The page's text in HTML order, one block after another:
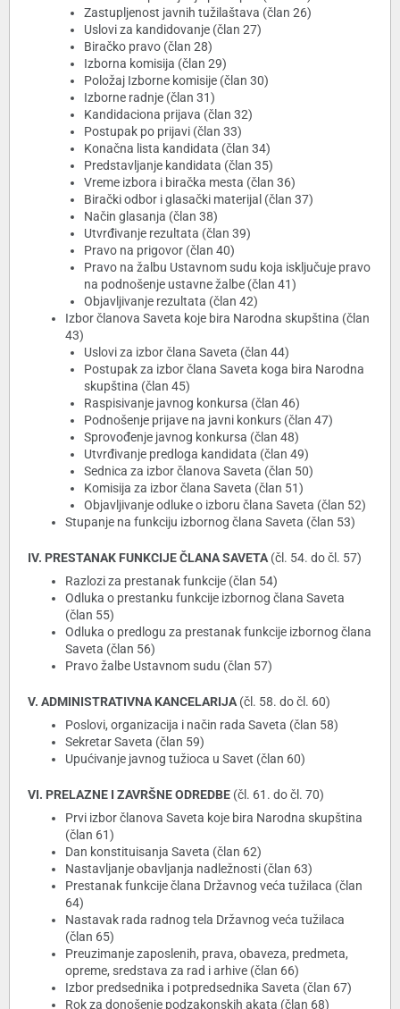
Zastupljenost javnih tužilaštava (član 26)
Uslovi za kandidovanje (član 27)
Biračko pravo (član 28)
Izborna komisija (član 29)
Položaj Izborne komisije (član 30)
Izborne radnje (član 31)
Kandidaciona prijava (član 32)
Postupak po prijavi (član 33)
Konačna lista kandidata (član 34)
Predstavljanje kandidata (član 35)
Vreme izbora i biračka mesta (član 36)
Birački odbor i glasački materijal (član 37)
Način glasanja (član 38)
Utvrđivanje rezultata (član 39)
Pravo na prigovor (član 40)
Pravo na žalbu Ustavnom sudu koja isključuje pravo
na podnošenje ustavne žalbe (član 41)
Objavljivanje rezultata (član 42)
Izbor članova Saveta koje bira Narodna skupština (član
43)
Uslovi za izbor člana Saveta (član 44)
Postupak za izbor člana Saveta koga bira Narodna
skupština (član 45)
Raspisivanje javnog konkursa (član 46)
Podnošenje prijave na javni konkurs (član 47)
Sprovođenje javnog konkursa (član 48)
Utvrđivanje predloga kandidata (član 49)
Sednica za izbor članova Saveta (član 50)
Komisija za izbor člana Saveta (član 51)
Objavljivanje odluke o izboru člana Saveta (član 52)
Stupanje na funkciju izbornog člana Saveta (član 53)
IV. PRESTANAK FUNKCIJE ČLANA SAVETA(čl. 54. do čl. 57)
Razlozi za prestanak funkcije (član 54)
Odluka o prestanku funkcije izbornog člana Saveta
(član 55)
Odluka o predlogu za prestanak funkcije izbornog člana
Saveta (član 56)
Pravo žalbe Ustavnom sudu (član 57)
V. ADMINISTRATIVNA KANCELARIJA(čl. 58. do čl. 60)
Poslovi, organizacija i način rada Saveta (član 58)
Sekretar Saveta (član 59)
Upućivanje javnog tužioca u Savet (član 60)
VI. PRELAZNE I ZAVRŠNE ODREDBE (čl. 61. do čl. 70)
Prvi izbor članova Saveta koje bira Narodna skupština
(član 61)
Dan konstituisanja Saveta (član 62)
Nastavljanje obavljanja nadležnosti (član 63)
Prestanak funkcije člana Državnog veća tužilaca (član
64)
Nastavak rada radnog tela Državnog veća tužilaca
(član 65)
Preuzimanje zaposlenih, prava, obaveza, predmeta,
opreme, sredstava za rad i arhive (član 66)
Izbor predsednika i potpredsednika Saveta (član 67)
Rok za donošenje podzakonskih akata (član 68)